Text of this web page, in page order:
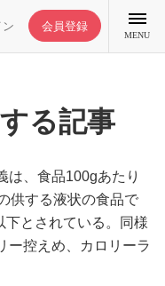
ン 会員登録
MENU
る記事
は、食品100gあたり
供する液状の食品で
下とされている。同様
ー控えめ、カロリーラ